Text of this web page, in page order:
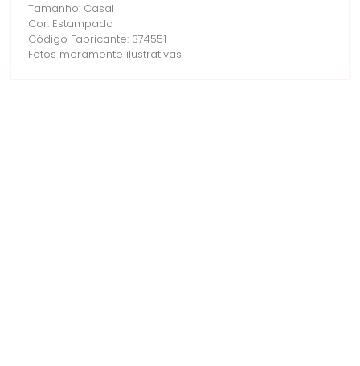
Tamanho: Casal
Cor: Estampado
Código Fabricante: 374551
Fotos meramente ilustrativas